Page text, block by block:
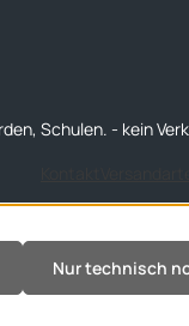
Schulen. - kein
Nur technisch